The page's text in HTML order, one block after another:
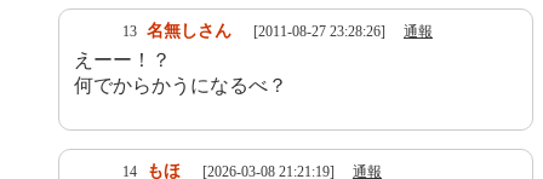
13 名無しさん [2011-08-27 23:28:26] 通報
えーー！？
何でからかうになるべ？
14 もほ [2026-03-08 21:21:19] 通報